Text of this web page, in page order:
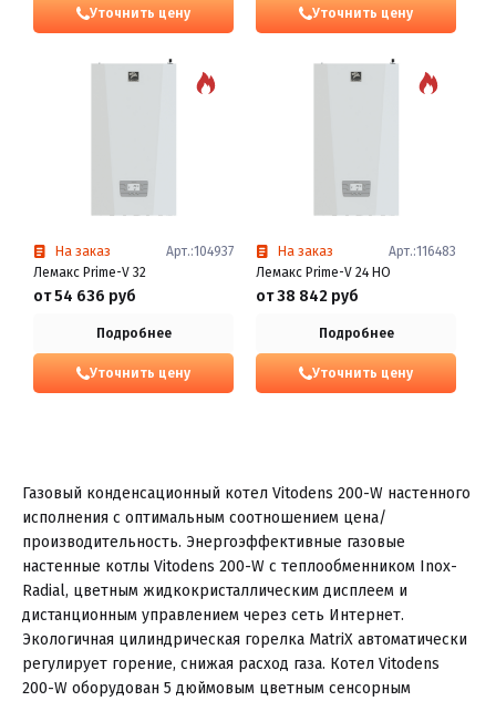
Уточнить цену Уточнить цену
На заказ
Арт.:104937
Лемакс Prime-V 32
от 54 636 руб
Подробнее
Уточнить цену
На заказ
Арт.:116483
Лемакс Prime-V 24 HO
от 38 842 руб
Подробнее
Уточнить цену
Газовый конденсационный котел Vitodens 200-W настенного
исполнения с оптимальным соотношением цена/
производительность. Энергоэффективные газовые
настенные котлы Vitodens 200-W с теплообменником Inox-
Radial, цветным жидкокристаллическим дисплеем и
дистанционным управлением через сеть Интернет.
Экологичная цилиндрическая горелка MatriX автоматически
регулирует горение, снижая расход газа. Котел Vitodens
200-W оборудован 5 дюймовым цветным сенсорным